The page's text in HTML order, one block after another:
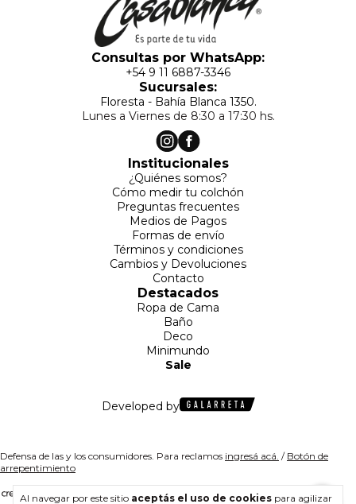
Al navegar por este sitio aceptás el uso de cookies para agilizar
Consultas por WhatsApp:
+54 9 11 6887-3346
Sucursales:
Floresta - Bahía Blanca 1350.
Lunes a Viernes de 8:30 a 17:30 hs.
Institucionales
¿Quiénes somos?
Cómo medir tu colchón
Preguntas frecuentes
Medios de Pagos
Formas de envío
Términos y condiciones
Cambios y Devoluciones
Contacto
Destacados
Ropa de Cama
Baño
Deco
Minimundo
Sale
Developed by
Defensa de las y los consumidores. Para reclamos ingresá acá. / Botón de
arrepentimiento